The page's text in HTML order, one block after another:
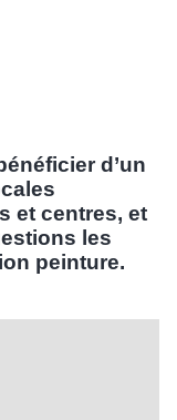
d’un
et centres, et
les
peinture.